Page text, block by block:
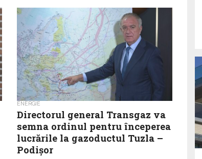
ENERGIE
Directorul general Transgaz va
semna ordinul pentru începerea
lucrările la gazoductul Tuzla –
Podișor